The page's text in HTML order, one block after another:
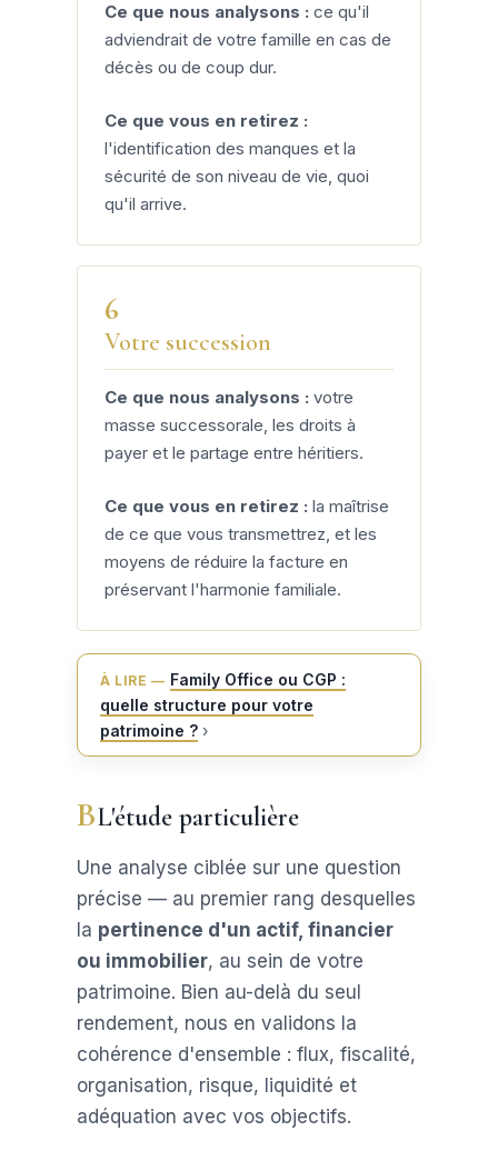
Ce que nous analysons : ce qu'il
adviendrait de votre famille en cas de
décès ou de coup dur.
Ce que vous en retirez :
l'identification des manques et la
sécurité de son niveau de vie, quoi
qu'il arrive.
6
Votre succession
Ce que nous analysons : votre
masse successorale, les droits à
payer et le partage entre héritiers.
Ce que vous en retirez : la maîtrise
de ce que vous transmettrez, et les
moyens de réduire la facture en
préservant l'harmonie familiale.
À LIRE — Family Office ou CGP :
quelle structure pour votre
patrimoine ?›
BL'étude particulière
Une analyse ciblée sur une question
précise — au premier rang desquelles
la pertinence d'un actif, financier
ou immobilier, au sein de votre
patrimoine. Bien au-delà du seul
rendement, nous en validons la
cohérence d'ensemble : flux, fiscalité,
organisation, risque, liquidité et
adéquation avec vos objectifs.